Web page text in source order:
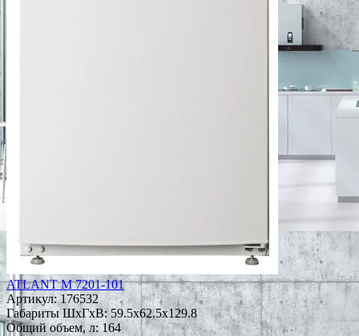
ATLANT М 7201-101
Артикул:176532
Габариты ШxГxВ: 59.5x62.5x129.8
Общий объем, л: 164